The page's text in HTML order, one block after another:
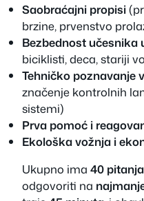
Saobraćajni propisi
brzine, prvenstvo
Bezbednost učesnika
biciklisti, deca, stariji
Tehničko poznavanje
značenje kontrolnih
sistemi)
Prva pomoć i
Ekološka vožnja i
Ukupno ima 40 pitanja
odgovoriti na